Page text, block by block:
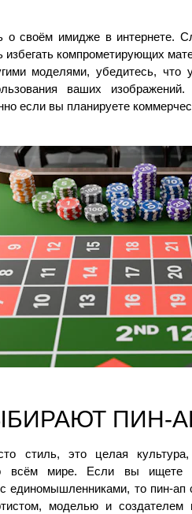
о своём имидже в интернете.
избегать компрометирующих
моделями, убедитесь, что
ваших
если вы планируете
ПИН-
стиль, это целая культура,
всём мире. Если вы ищете
единомышленниками, то пин-
моделью и